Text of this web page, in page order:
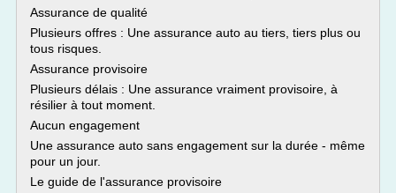
Assurance de qualité
Plusieurs offres : Une assurance auto au tiers, tiers plus ou
tous risques.
Assurance provisoire
Plusieurs délais : Une assurance vraiment provisoire, à
résilier à tout moment.
Aucun engagement
Une assurance auto sans engagement sur la durée - même
pour un jour.
Le guide de l'assurance provisoire